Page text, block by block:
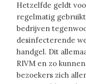
Hetzelfde geldt
regelmatig
bedrijven
desinfecterende
handgel. Dit
RIVM en zo
bezoekers zich